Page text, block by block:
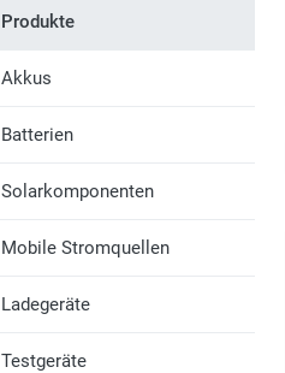
Produkte
Akkus
Batterien
Solarkomponenten
Mobile Stromquellen
Ladegeräte
Testgeräte